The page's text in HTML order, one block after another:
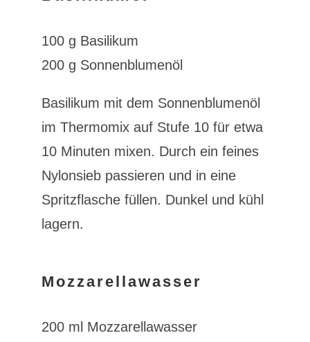
100 g Basilikum
200 g Sonnenblumenöl
Basilikum mit dem Sonnenblumenöl
im Thermomix auf Stufe 10 für etwa
10 Minuten mixen. Durch ein feines
Nylonsieb passieren und in eine
Spritzflasche füllen. Dunkel und kühl
lagern.
Mozzarellawasser
200 ml Mozzarellawasser